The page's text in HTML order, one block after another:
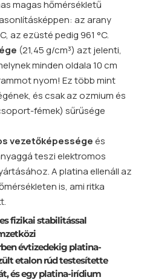
magas hőmérsékletű
azarany
az ezüsté pedig 961 °C.
(21,45 g/cm³) azt jelenti,
minden oldala 10 cm
nyom! Ez több mint
és csak az ozmium és
fémek) sűrűsége
vezetőképességeés
teszi elektromos
A platina ellenáll az
is, ami ritka
fizikai stabilitással
évtizedekig platina-
etalon rúd testesítette
és egy platina-irídium